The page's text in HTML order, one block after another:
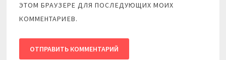
ЭТОМ БРАУЗЕРЕ ДЛЯ ПОСЛЕДУЮЩИХ МОИХ
КОММЕНТАРИЕВ.